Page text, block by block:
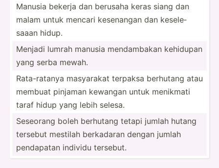
Manusia bekerja dan berusaha keras siang dan
malam untuk mencari kesenangan dan kesele­
saaan hidup.
Menjadi lumrah manusia mendam­bakan kehidupan
yang serba mewah.
Rata-r­atanya masyarakat terpaksa berhutang atau
membuat pinjaman kewangan untuk menikmati
taraf hidup yang lebih selesa.
Seseorang boleh berhutang tetapi jumlah hutang
tersebut mestilah berkadaran dengan jumlah
pendapatan individu tersebut.